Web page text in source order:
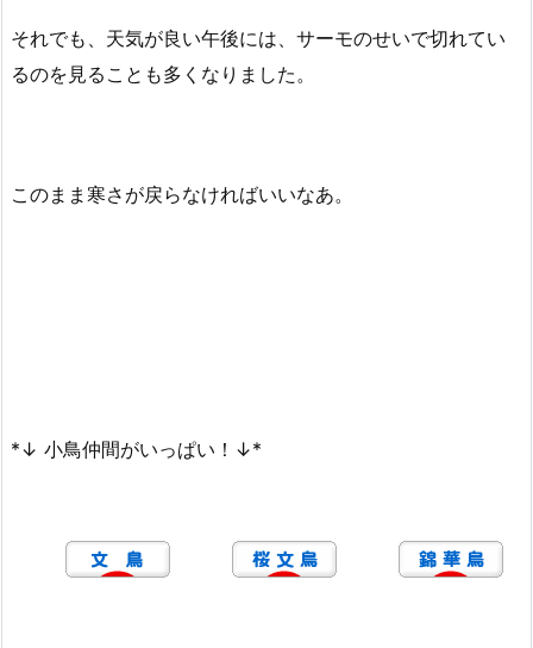
それでも、天気が良い午後には、サーモのせいで切れてい
るのを見ることも多くなりました。
このまま寒さが戻らなければいいなあ。
*↓ 小鳥仲間がいっぱい！↓*